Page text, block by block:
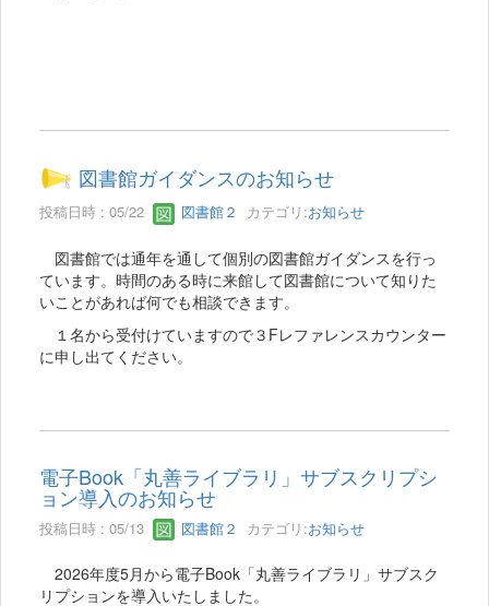
図書館ガイダンスのお知らせ
投稿日時 : 05/22 図書館２ カテゴリ:お知らせ
図書館では通年を通して個別の図書館ガイダンスを行っ
ています。時間のある時に来館して図書館について知りた
いことがあれば何でも相談できます。
１名から受付けていますので３Fレファレンスカウンター
に申し出てください。
電子Book「丸善ライブラリ」サブスクリプシ
ョン導入のお知らせ
投稿日時 : 05/13 図書館２ カテゴリ:お知らせ
2026年度5月から電子Book「丸善ライブラリ」サブスク
リプションを導入いたしました。